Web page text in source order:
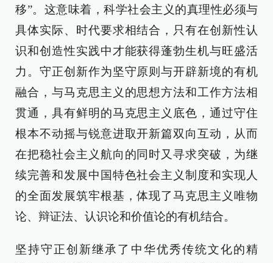
移”。这意味着，科学社会主义的真理性必须与
具体实际、时代要求相结合，只有在创新性认
识和创造性实践中才能获得蓬勃生机与旺盛活
力。守正创新作为坚守原则与开辟新境的有机
融合，与马克思主义的思想方法和工作方法相
贯通，具有鲜明的马克思主义底色，通过守住
根本不动摇与锐意进取开新篇双向互动，从而
在把稳社会主义航向的同时又寻求突破，为继
续完善和发展中国特色社会主义制度和实现人
的全面发展筑牢根基，体现了马克思主义唯物
论、辩证法、认识论和价值论的有机结合。
坚持守正创新继承了中华优秀传统文化的精